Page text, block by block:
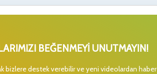
BEĞENMEYİ UNUTMAYIN!
bizlere destek verebilir ve yeni videolardan